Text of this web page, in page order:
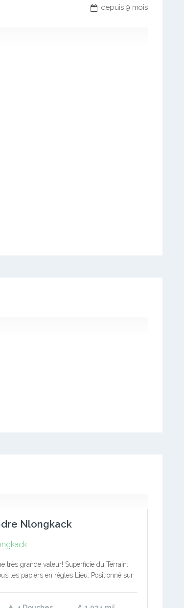
depuis 9 mois
Nlongkack
très grande valeur! Superficie du Terrain:
les papiers en règles Lieu: Positionné sur